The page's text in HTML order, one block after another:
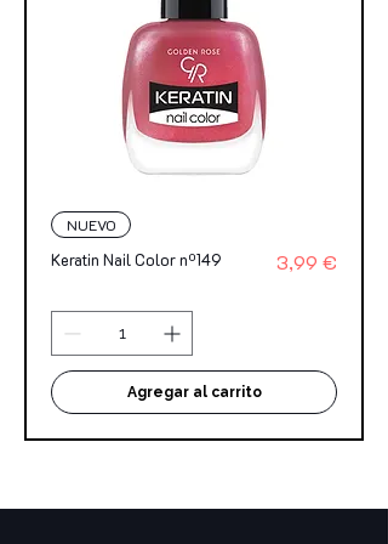
NUEVO
Keratin Nail Color nº149 Precio
3,99 €
Agregar al carrito